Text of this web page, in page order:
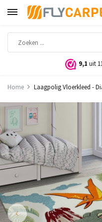
9,1 uit
Home Laagpolig Vloerkleed -